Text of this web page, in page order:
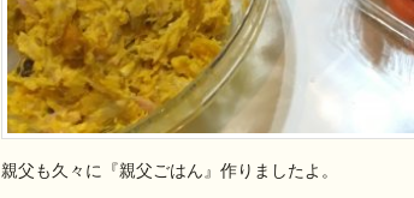
親父も久々に『親父ごはん』作りましたよ。